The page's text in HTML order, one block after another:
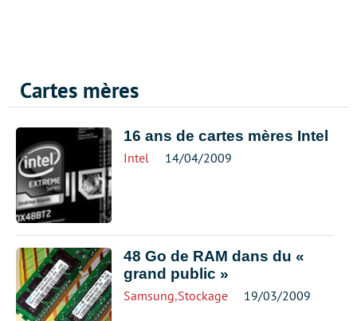
Cartes mères
16 ans de cartes mères Intel
Intel 14/04/2009
48 Go de RAM dans du «
grand public »
Samsung,Stockage 19/03/2009